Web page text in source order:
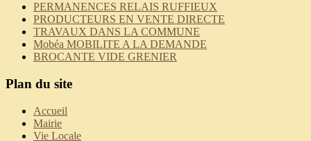
PERMANENCES RELAIS RUFFIEUX
PRODUCTEURS EN VENTE DIRECTE
TRAVAUX DANS LA COMMUNE
Mobéa MOBILITE A LA DEMANDE
BROCANTE VIDE GRENIER
Plan du site
Accueil
Mairie
Vie Locale